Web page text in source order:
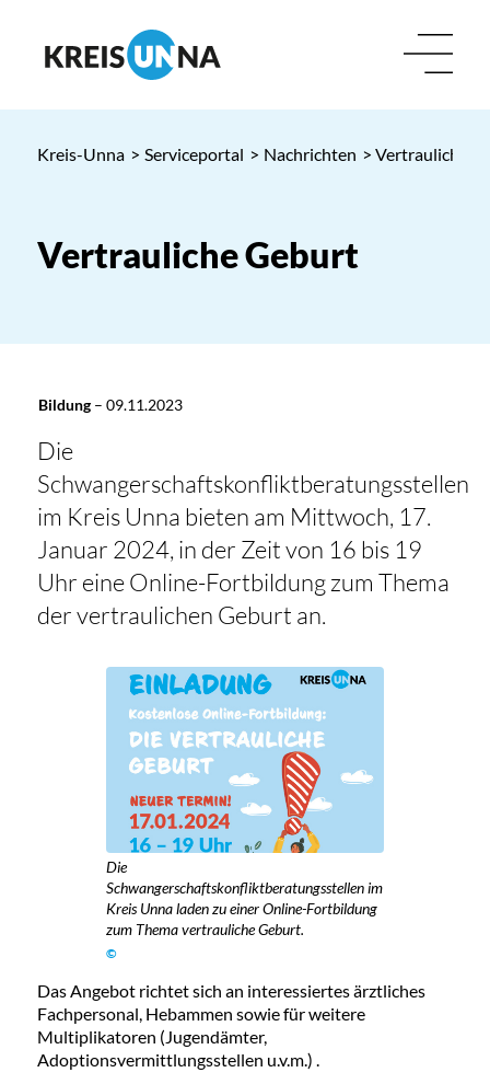
Kreis-Unna > Serviceportal > Nachrichten > Vertrauliche
Vertrauliche Geburt
Bildung– 09.11.2023
Die
Schwangerschaftskonfliktberatungsstellen
im Kreis Unna bieten am Mittwoch, 17.
Januar 2024, in der Zeit von 16 bis 19
Uhr eine Online-Fortbildung zum Thema
der vertraulichen Geburt an.
Die
Schwangerschaftskonfliktberatungsstellen im
Kreis Unna laden zu einer Online-Fortbildung
zum Thema vertrauliche Geburt.
©
Das Angebot richtet sich an interessiertes ärztliches
Fachpersonal, Hebammen sowie für weitere
Multiplikatoren (Jugendämter,
Adoptionsvermittlungsstellen u.v.m.) .